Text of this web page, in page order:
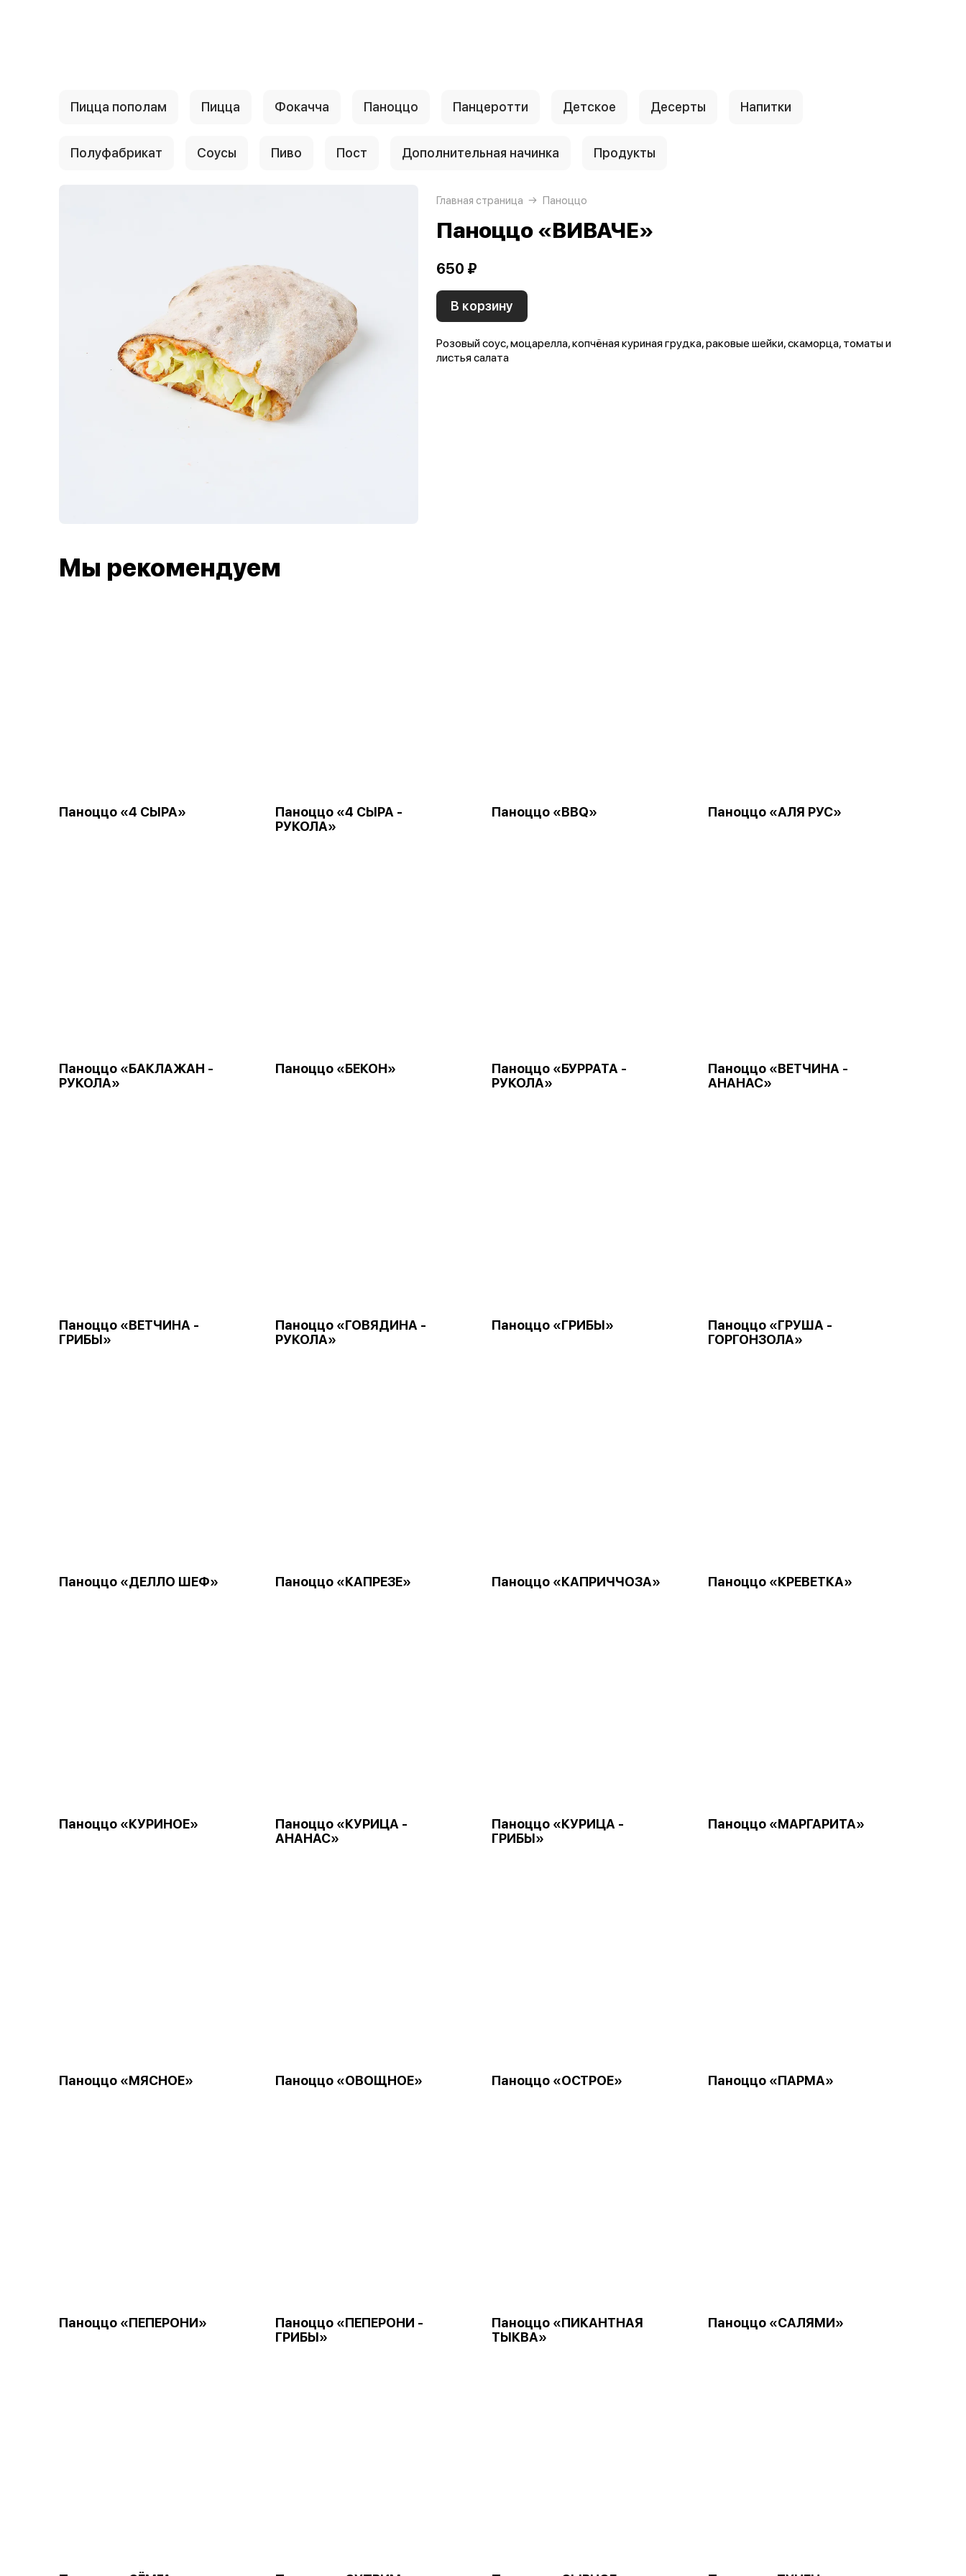
Пицца пополам Пицца Фокачча Паноццо Панцеротти Детское Десерты Напитки
Полуфабрикат Соусы Пиво Пост Дополнительная начинка Продукты
Главная страница Паноццо
Паноццо «ВИВАЧЕ»
650 ₽
В корзину
Розовый соус, моцарелла, копчёная куриная грудка, раковые шейки, скаморца, томаты и
листья салата
Мы рекомендуем
Паноццо «4 СЫРА»
Паноццо «4 СЫРА -
РУКОЛА»
Паноццо «BBQ» Паноццо «АЛЯ РУС»
Паноццо «БАКЛАЖАН -
РУКОЛА»
Паноццо «БЕКОН»
Паноццо «БУРРАТА -
РУКОЛА»
Паноццо «ВЕТЧИНА -
АНАНАС»
Паноццо «ВЕТЧИНА -
ГРИБЫ»
Паноццо «ГОВЯДИНА -
РУКОЛА»
Паноццо «ГРИБЫ»
Паноццо «ГРУША -
ГОРГОНЗОЛА»
Паноццо «ДЕЛЛО ШЕФ» Паноццо «КАПРЕЗЕ» Паноццо «КАПРИЧЧОЗА» Паноццо «КРЕВЕТКА»
Паноццо «КУРИНОЕ»
Паноццо «КУРИЦА -
АНАНАС»
Паноццо «КУРИЦА -
ГРИБЫ»
Паноццо «МАРГАРИТА»
Паноццо «МЯСНОЕ» Паноццо «ОВОЩНОЕ» Паноццо «ОСТРОЕ» Паноццо «ПАРМА»
Паноццо «ПЕПЕРОНИ»
Паноццо «ПЕПЕРОНИ -
ГРИБЫ»
Паноццо «ПИКАНТНАЯ
ТЫКВА»
Паноццо «САЛЯМИ»